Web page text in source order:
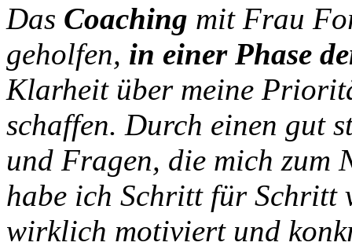
Das Coaching mit Frau
geholfen, in einer Phase
Klarheit über meine
schaffen. Durch einen gut
und Fragen, die mich zum
habe ich Schritt für Schritt
wirklich motiviert und